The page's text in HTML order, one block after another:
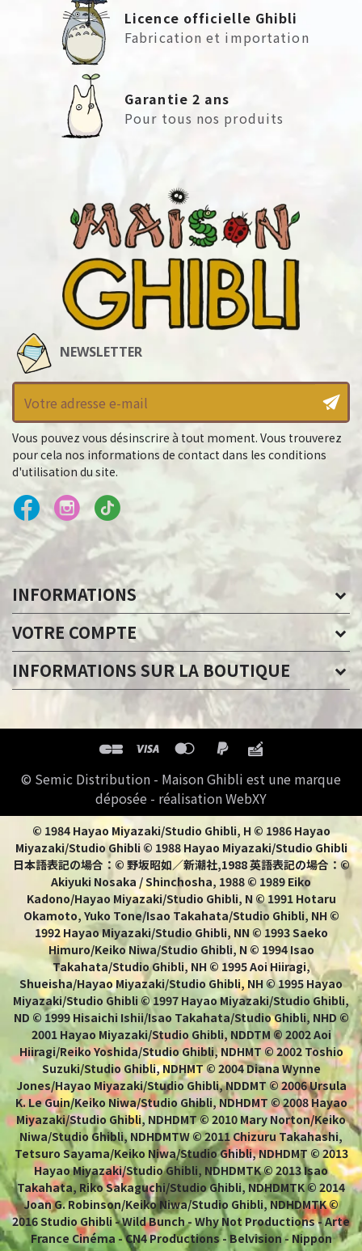
Licence officielle Ghibli
Fabrication et importation
Garantie 2 ans
Pour tous nos produits
NEWSLETTER
Vous pouvez vous désinscrire à tout moment. Vous trouverez
pour cela nos informations de contact dans les conditions
d'utilisation du site.
INFORMATIONS
VOTRE COMPTE
INFORMATIONS SUR LA BOUTIQUE
© Semic Distribution - Maison Ghibli est une marque
déposée - réalisation WebXY
© 1984 Hayao Miyazaki/Studio Ghibli, H © 1986 Hayao
Miyazaki/Studio Ghibli © 1988 Hayao Miyazaki/Studio Ghibli
日本語表記の場合：© 野坂昭如／新潮社,1988 英語表記の場合：©
Akiyuki Nosaka / Shinchosha, 1988 © 1989 Eiko
Kadono/Hayao Miyazaki/Studio Ghibli, N © 1991 Hotaru
Okamoto, Yuko Tone/Isao Takahata/Studio Ghibli, NH ©
1992 Hayao Miyazaki/Studio Ghibli, NN © 1993 Saeko
Himuro/Keiko Niwa/Studio Ghibli, N © 1994 Isao
Takahata/Studio Ghibli, NH © 1995 Aoi Hiiragi,
Shueisha/Hayao Miyazaki/Studio Ghibli, NH © 1995 Hayao
Miyazaki/Studio Ghibli © 1997 Hayao Miyazaki/Studio Ghibli,
ND © 1999 Hisaichi Ishii/Isao Takahata/Studio Ghibli, NHD ©
2001 Hayao Miyazaki/Studio Ghibli, NDDTM © 2002 Aoi
Hiiragi/Reiko Yoshida/Studio Ghibli, NDHMT © 2002 Toshio
Suzuki/Studio Ghibli, NDHMT © 2004 Diana Wynne
Jones/Hayao Miyazaki/Studio Ghibli, NDDMT © 2006 Ursula
K. Le Guin/Keiko Niwa/Studio Ghibli, NDHDMT © 2008 Hayao
Miyazaki/Studio Ghibli, NDHDMT © 2010 Mary Norton/Keiko
Niwa/Studio Ghibli, NDHDMTW © 2011 Chizuru Takahashi,
Tetsuro Sayama/Keiko Niwa/Studio Ghibli, NDHDMT © 2013
Hayao Miyazaki/Studio Ghibli, NDHDMTK © 2013 Isao
Takahata, Riko Sakaguchi/Studio Ghibli, NDHDMTK © 2014
Joan G. Robinson/Keiko Niwa/Studio Ghibli, NDHDMTK ©
2016 Studio Ghibli - Wild Bunch - Why Not Productions - Arte
France Cinéma - CN4 Productions - Belvision - Nippon